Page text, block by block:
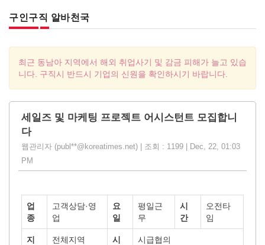
구인구직 알바천국
최근 동남아 지역에서 해외 취업사기 및 감금 피해가 늘고 있습
니다. 구직시 반드시 기업의 신원을 확인하시기 바랍니다.
세일즈 및 마케팅 프로젝트 어시스턴트 모집합니
다
웹관리자 (publ**@koreatimes.net) | 조회 : 1199 | Dec, 22, 01:03
PM
업
종
고객상담·영
업
요
일
평일근
무
시
간
오전타
임
지
전체지역
시
시급협의